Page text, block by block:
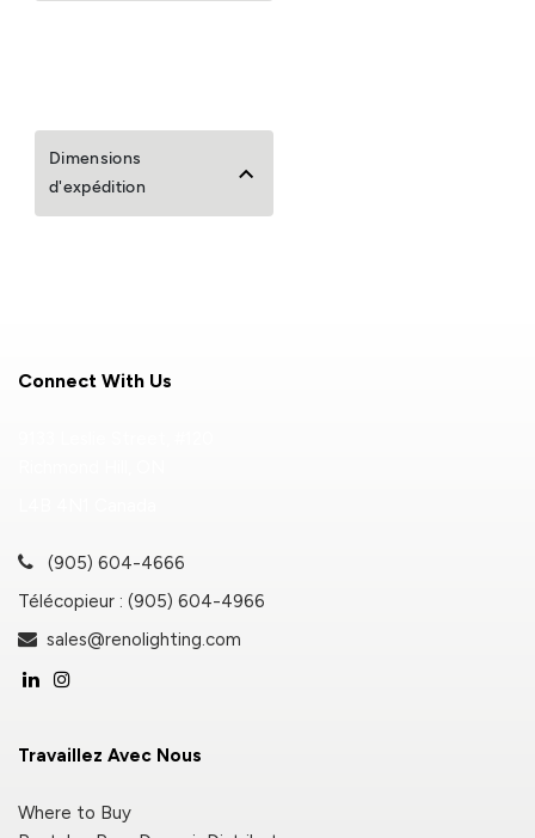
Dimensions
d'expédition
Connect With Us
(905) 604-4666
Télécopieur : (905) 604-4966
sales@renolighting.com
Travaillez Avec Nous
Where to Buy